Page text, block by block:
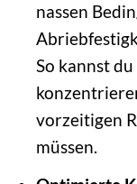
nassen
So kannst
vorzeitigen
müssen.